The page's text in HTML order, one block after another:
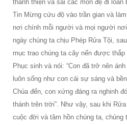
thánh thiện và sai các môn đệ đi
Tin Mừng cứu độ vào trần gian và
nơi chính mỗi người và mọi người
ngày chúng ta chịu Phép Rửa Tội,
mục trao chúng ta cây nến được
Phục sinh và nói: “Con đã trở nên
luôn sống như con cái sự sáng và
Chúa đến, con xứng đáng ra nghinh
thánh trên trời”. Như vậy, sau khi
cuộc đời và tâm hồn chúng ta, chúng